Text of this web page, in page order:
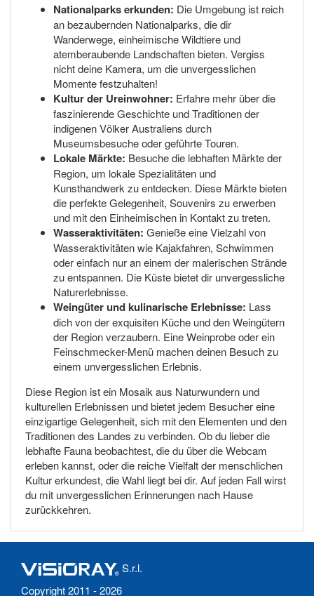
Nationalparks erkunden: Die Umgebung ist reich
an bezaubernden Nationalparks, die dir
Wanderwege, einheimische Wildtiere und
atemberaubende Landschaften bieten. Vergiss
nicht deine Kamera, um die unvergesslichen
Momente festzuhalten!
Kultur der Ureinwohner: Erfahre mehr über die
faszinierende Geschichte und Traditionen der
indigenen Völker Australiens durch
Museumsbesuche oder geführte Touren.
Lokale Märkte: Besuche die lebhaften Märkte der
Region, um lokale Spezialitäten und
Kunsthandwerk zu entdecken. Diese Märkte bieten
die perfekte Gelegenheit, Souvenirs zu erwerben
und mit den Einheimischen in Kontakt zu treten.
Wasseraktivitäten: Genieße eine Vielzahl von
Wasseraktivitäten wie Kajakfahren, Schwimmen
oder einfach nur an einem der malerischen Strände
zu entspannen. Die Küste bietet dir unvergessliche
Naturerlebnisse.
Weingüter und kulinarische Erlebnisse: Lass
dich von der exquisiten Küche und den Weingütern
der Region verzaubern. Eine Weinprobe oder ein
Feinschmecker-Menü machen deinen Besuch zu
einem unvergesslichen Erlebnis.
Diese Region ist ein Mosaik aus Naturwundern und
kulturellen Erlebnissen und bietet jedem Besucher eine
einzigartige Gelegenheit, sich mit den Elementen und den
Traditionen des Landes zu verbinden. Ob du lieber die
lebhafte Fauna beobachtest, die du über die Webcam
erleben kannst, oder die reiche Vielfalt der menschlichen
Kultur erkundest, die Wahl liegt bei dir. Auf jeden Fall wirst
du mit unvergesslichen Erinnerungen nach Hause
zurückkehren.
S.r.l.
Copyright 2011 - 2026